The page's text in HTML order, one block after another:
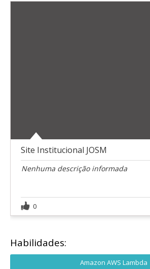
Site Institucional JOSM
Nenhuma descrição informada
0
Habilidades:
Amazon AWS Lambda